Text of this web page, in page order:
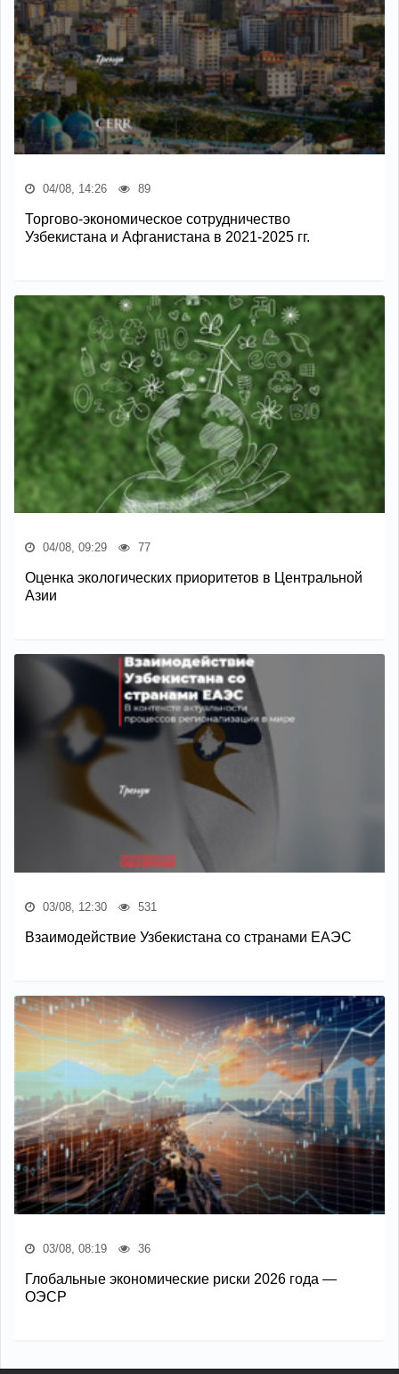
04/08, 14:26 89
Торгово-экономическое сотрудничество
Узбекистана и Афганистана в 2021-2025 гг.
04/08, 09:29 77
Оценка экологических приоритетов в Центральной
Азии
03/08, 12:30 531
Взаимодействие Узбекистана со странами ЕАЭС
03/08, 08:19 36
Глобальные экономические риски 2026 года —
ОЭСР